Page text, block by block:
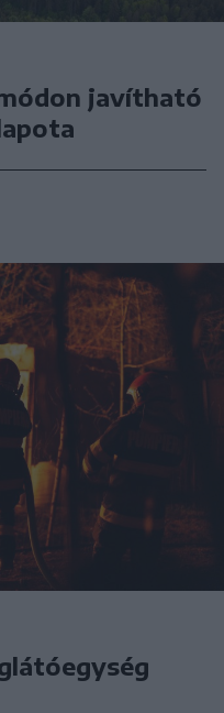
javítható